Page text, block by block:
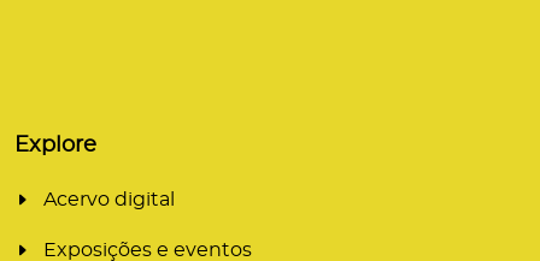
Explore
Acervo digital
Exposições e eventos